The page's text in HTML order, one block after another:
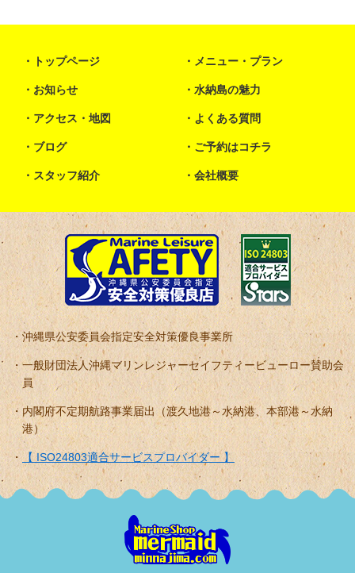
トップページ メニュー・プラン
お知らせ 水納島の魅力
アクセス・地図 よくある質問
ブログ ご予約はコチラ
スタッフ紹介 会社概要
沖縄県公安委員会指定安全対策優良事業所
一般財団法人沖縄マリンレジャーセイフティービューロー賛助会
員
内閣府不定期航路事業届出（渡久地港～水納港、本部港～水納
港）
【 ISO24803適合サービスプロバイダー 】